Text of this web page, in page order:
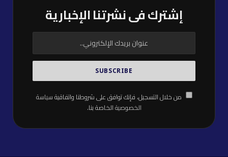
إشترك فى نشرتنا الإخبارية
من خلال التسجيل، فإنك توافق على شروطنا واتفاقيةسياسة
الخصوصيةالخاصة بنا.